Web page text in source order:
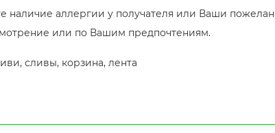
наличие аллергии у получателя или Ваши
или по Вашим предпочтениям.
сливы, корзина, лента